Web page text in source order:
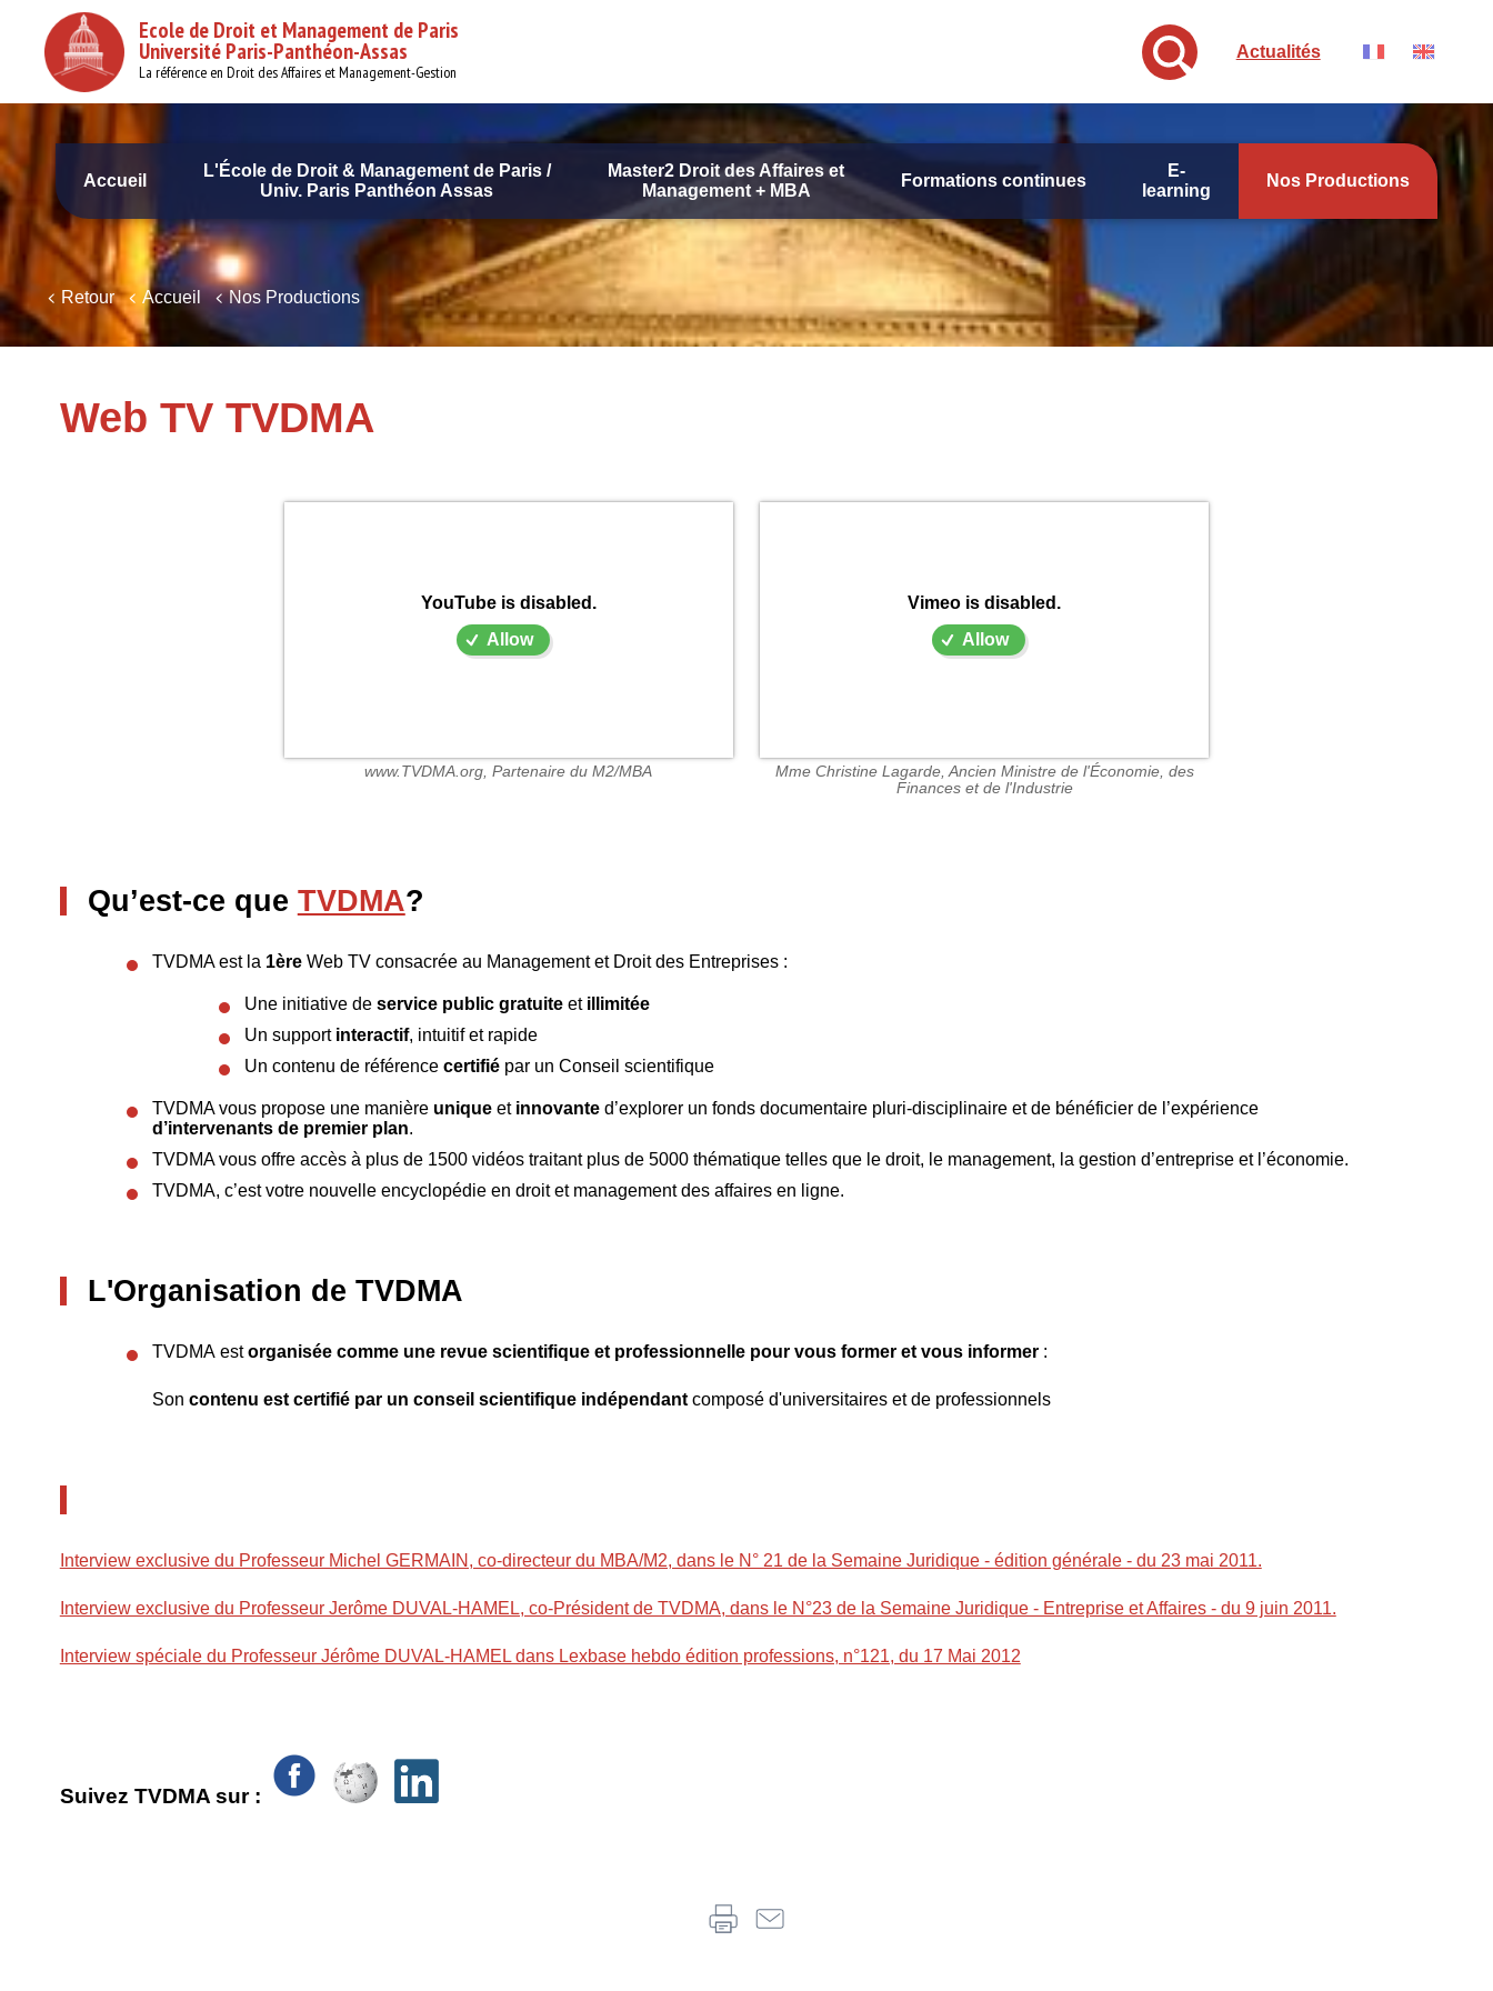
contenu
principal
Ecole de Droit et Management de Paris
Université Paris-Panthéon-Assas
La référence en Droit des Affaires et Management-Gestion
Actualités
Navigation
principale
Accueil
L'École de Droit & Management de Paris /
Univ. Paris Panthéon Assas
Master2 Droit des Affaires et
Management + MBA
Formations continues
E-
learning
Nos Productions
Retour Accueil Nos Productions
Web TV TVDMA
YouTube is disabled.
Allow
www.TVDMA.org, Partenaire du M2/MBA
Vimeo is disabled.
Allow
Mme Christine Lagarde, Ancien Ministre de l'Économie, des
Finances et de l'Industrie
Qu’est-ce que TVDMA?
TVDMA est la 1èreWeb TV consacrée au Management et Droit des Entreprises :
Une initiative de service public gratuiteet illimitée
Un support interactif, intuitif et rapide
Un contenu de référence certifiépar un Conseil scientifique
TVDMA vous propose une manière uniqueet innovanted’explorer un fonds documentaire pluri-disciplinaire et de bénéficier de l’expérience
d’intervenants de premier plan.
TVDMA vous offre accès à plus de 1500 vidéos traitant plus de 5000 thématique telles que le droit, le management, la gestion d’entreprise et l’économie.
TVDMA, c’est votre nouvelle encyclopédie en droit et management des affaires en ligne.
L'Organisation de TVDMA
TVDMA estorganisée comme une revue scientifique et professionnelle pour vous former et vous informer :
Son contenu est certifié par un conseil scientifique indépendant composé d'universitaires et de professionnels
Interview exclusive du Professeur Michel GERMAIN, co-directeur du MBA/M2, dans le N° 21 de la Semaine Juridique - édition générale - du 23 mai 2011.
Interview exclusive du Professeur Jerôme DUVAL-HAMEL, co-Président de TVDMA, dans le N°23 de la Semaine Juridique - Entreprise et Affaires - du 9 juin 2011.
Interview spéciale du Professeur Jérôme DUVAL-HAMEL dans Lexbase hebdo édition professions, n°121, du 17 Mai 2012
Suivez TVDMA sur :